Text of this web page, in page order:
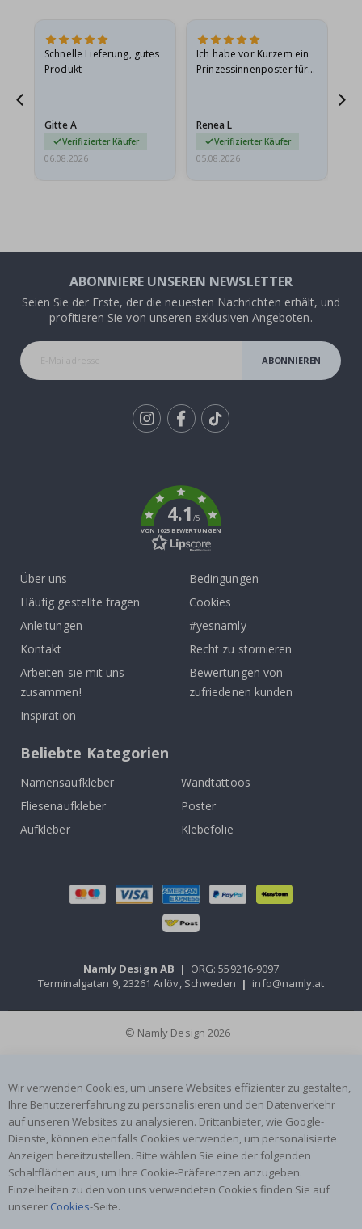
Schnelle Lieferung, gutes
Produkt
Gitte A
Verifizierter Käufer
06.08.2026
Ich habe vor Kurzem ein
Prinzessinnenposter für
beschädigt…
Renea L
Verifizierter Käufer
05.08.2026
ABONNIERE UNSEREN NEWSLETTER
Seien Sie der Erste, der die neuesten Nachrichten erhält, und
profitieren Sie von unseren exklusiven Angeboten.
ABONNIEREN
4.1/5
VON 1025 BEWERTUNGEN
Über uns
Häufig gestellte fragen
Anleitungen
Kontakt
Arbeiten sie mit uns
zusammen!
Inspiration
Bedingungen
Cookies
#yesnamly
Recht zu stornieren
Bewertungen von
zufriedenen kunden
Beliebte Kategorien
Namensaufkleber
Wandtattoos
Fliesenaufkleber
Poster
Aufkleber
Klebefolie
Namly Design AB | ORG: 559216-9097
Terminalgatan 9, 23261 Arlöv, Schweden | info@namly.at
© Namly Design 2026
Wir verwenden Cookies, um unsere Websites effizienter zu gestalten,
Ihre Benutzererfahrung zu personalisieren und den Datenverkehr
auf unseren Websites zu analysieren. Drittanbieter, wie Google-
Dienste, können ebenfalls Cookies verwenden, um personalisierte
Anzeigen bereitzustellen. Bitte wählen Sie eine der folgenden
Schaltflächen aus, um Ihre Cookie-Präferenzen anzugeben.
Einzelheiten zu den von uns verwendeten Cookies finden Sie auf
unserer Cookies-Seite.